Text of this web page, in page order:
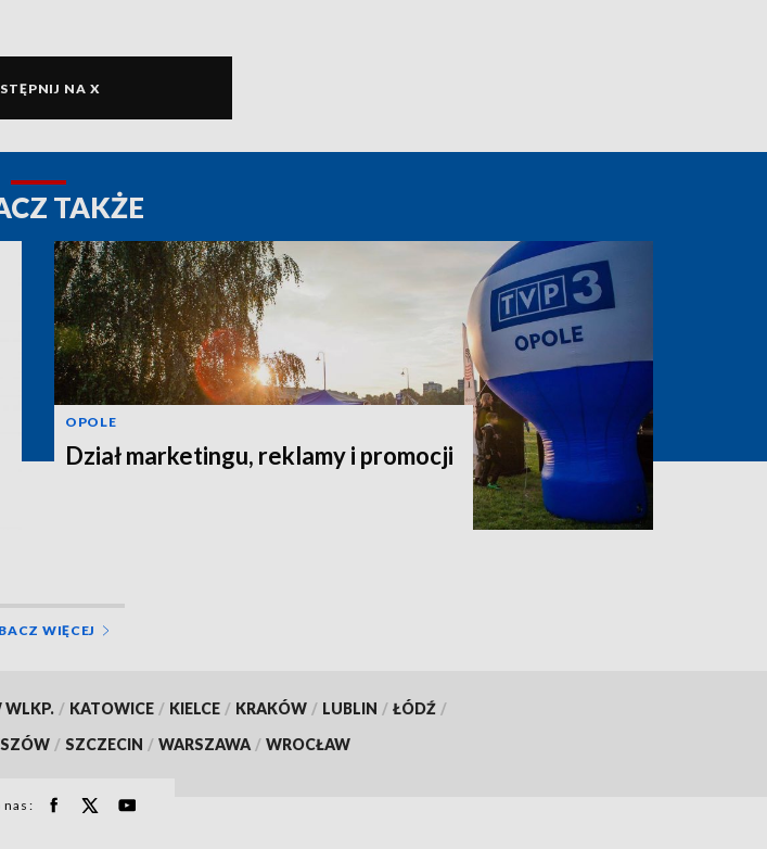
NA X
TAKŻE
OPOLE
Dział marketingu, reklamy i promocji
WIĘCEJ
WLKP. / KATOWICE / KIELCE / KRAKÓW / LUBLIN / ŁÓDŹ /
/ SZCZECIN / WARSZAWA / WROCŁAW
nas: